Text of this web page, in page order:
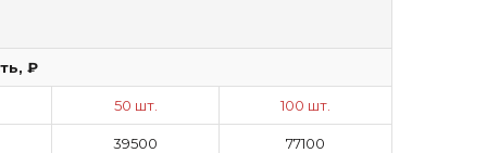
₽
50 шт. 100 шт.
39500 77100